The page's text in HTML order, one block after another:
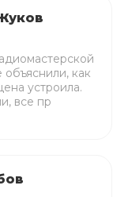
как
устроила.
все пр